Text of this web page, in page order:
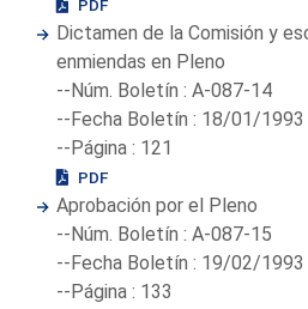
PDF
Dictamen de la Comisión y
enmiendas en Pleno
--Núm. Boletín : A-087-14
--Fecha Boletín : 18/01/1993
--Página : 121
PDF
Aprobación por el Pleno
--Núm. Boletín : A-087-15
--Fecha Boletín : 19/02/1993
--Página : 133